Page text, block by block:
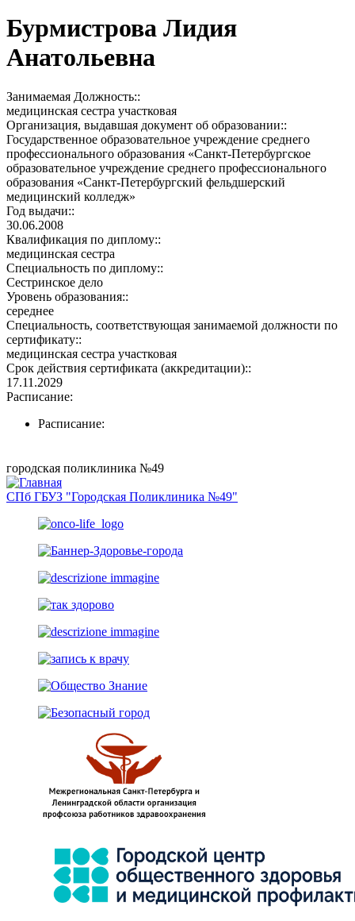
Бурмистрова Лидия
Анатольевна
Занимаемая Должность::
медицинская сестра участковая
Организация, выдавшая документ об образовании::
Государственное образовательное учреждение среднего
профессионального образования «Санкт-Петербургское
образовательное учреждение среднего профессионального
образования «Санкт-Петербургский фельдшерский
медицинский колледж»
Год выдачи::
30.06.2008
Квалификация по диплому::
медицинская сестра
Специальность по диплому::
Сестринское дело
Уровень образования::
середнее
Специальность, соответствующая занимаемой должности по
сертификату::
медицинская сестра участковая
Срок действия сертификата (аккредитации)::
17.11.2029
Расписание:
Расписание:
городская поликлиника №49
СПб ГБУЗ "Городская Поликлиника №49"